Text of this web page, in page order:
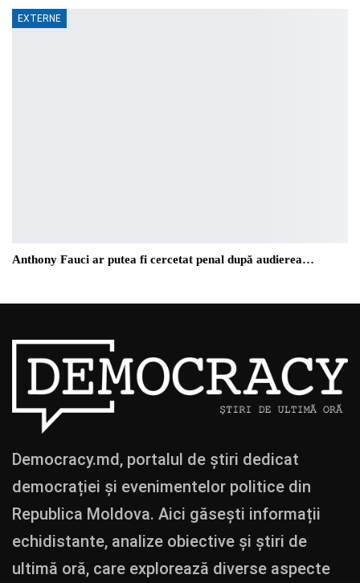
EXTERNE
Anthony Fauci ar putea fi cercetat penal după audierea…
Democracy.md, portalul de știri dedicat
democrației și evenimentelor politice din
Republica Moldova. Aici găsești informații
echidistante, analize obiective și știri de
ultimă oră, care explorează diverse aspecte